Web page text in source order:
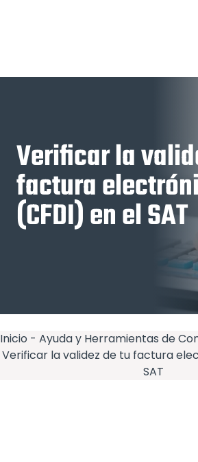
Verificar la
factura
(CFDI) en el SAT
Inicio - Ayuda y Herramientas de
Verificar la validez de tu factura
SAT